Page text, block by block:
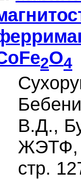
2O4
В.Д.,
ЖЭТФ,
стр.